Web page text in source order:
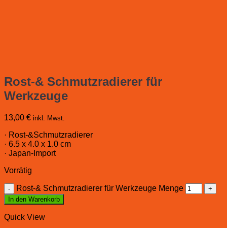
Rost-& Schmutzradierer für
Werkzeuge
13,00 € inkl. Mwst.
· Rost-&Schmutzradierer
· 6.5 x 4.0 x 1.0 cm
· Japan-Import
Vorrätig
Rost-& Schmutzradierer für Werkzeuge Menge
In den Warenkorb
Quick View